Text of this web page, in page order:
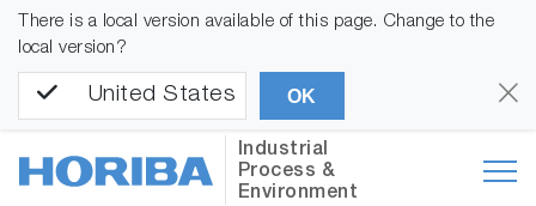
There is a local version available of this page. Change to the
local version?
United States OK
Industrial
Process &
Environment